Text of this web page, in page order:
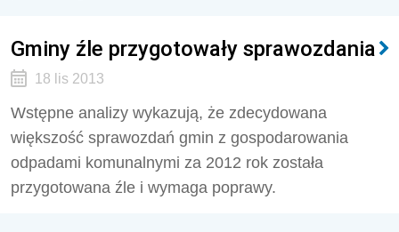
Gminy źle przygotowały sprawozdania
18 lis 2013
Wstępne analizy wykazują, że zdecydowana
większość sprawozdań gmin z gospodarowania
odpadami komunalnymi za 2012 rok została
przygotowana źle i wymaga poprawy.